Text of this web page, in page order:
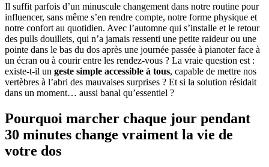
Il suffit parfois d’un minuscule changement dans notre routine pour
influencer, sans même s’en rendre compte, notre forme physique et
notre confort au quotidien. Avec l’automne qui s’installe et le retour
des pulls douillets, qui n’a jamais ressenti une petite raideur ou une
pointe dans le bas du dos après une journée passée à pianoter face à
un écran ou à courir entre les rendez-vous ? La vraie question est :
existe-t-il un geste simple accessible à tous, capable de mettre nos
vertèbres à l’abri des mauvaises surprises ? Et si la solution résidait
dans un moment… aussi banal qu’essentiel ?
Pourquoi marcher chaque jour pendant
30 minutes change vraiment la vie de
votre dos